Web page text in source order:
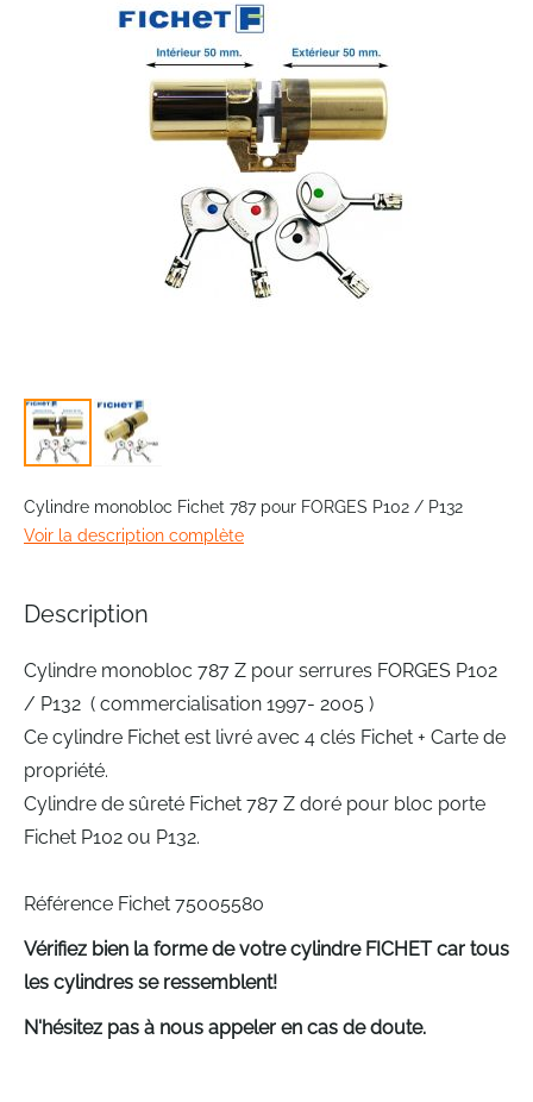
to
the
beginning
images
Cylindre monobloc Fichet 787 pour FORGES P102 / P132
Voir la description complète
Description
Cylindre monobloc 787 Z pour serrures FORGES P102
/ P132 ( commercialisation 1997- 2005 )
Ce cylindre Fichet est livré avec 4 clés Fichet + Carte de
propriété.
Cylindre de sûreté Fichet 787 Z doré pour bloc porte
Fichet P102 ou P132.
Référence Fichet 75005580
Vérifiez bien la forme de votre cylindre FICHET car tous
les cylindres se ressemblent!
N'hésitez pas à nous appeler en cas de doute.